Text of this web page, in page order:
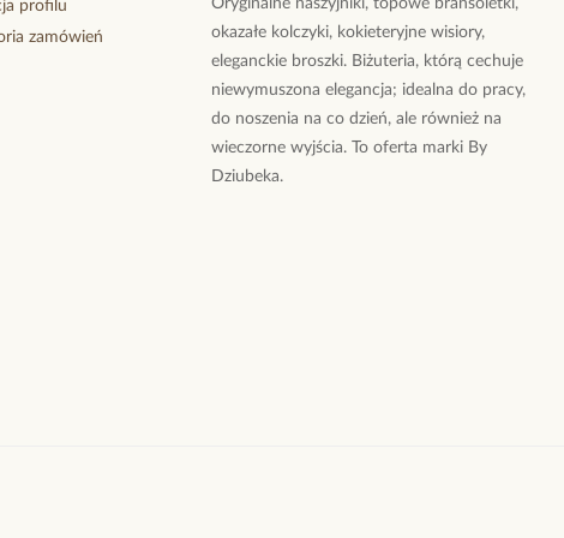
profilu
zamówień
Oryginalne naszyjniki, topowe bransoletki,
okazałe kolczyki, kokieteryjne wisiory,
eleganckie broszki. Biżuteria, którą cechuje
niewymuszona elegancja; idealna do pracy,
do noszenia na co dzień, ale również na
wieczorne wyjścia. To oferta marki By
Dziubeka.